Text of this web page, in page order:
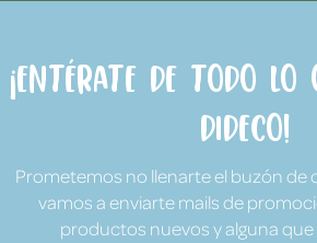
¡Entérate de todo lo
Dideco!
Prometemos no llenarte el buzón de
vamos a enviarte mails de
productos nuevos y alguna que